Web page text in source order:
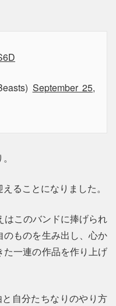
September 25,
ることになりました。
はこのバンドに捧げられ
ものを生み出し、心か
た一連の作品を作り上げ
自分たちなりのやり方